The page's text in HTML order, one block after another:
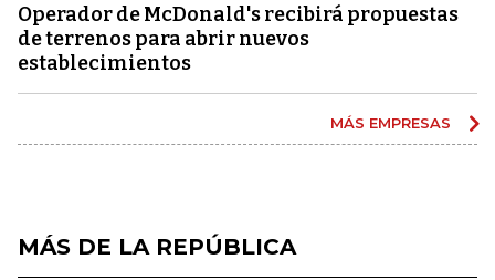
Operador de McDonald's recibirá propuestas
de terrenos para abrir nuevos
establecimientos
MÁS EMPRESAS
MÁS DE LA REPÚBLICA